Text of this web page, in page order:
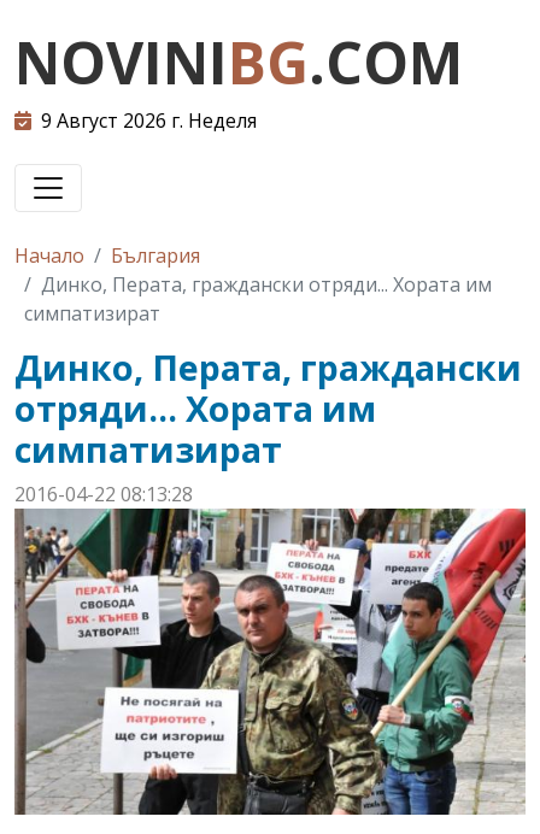
NOVINIBG.COM
9 Август 2026 г. Неделя
Начало
България
Динко, Перата, граждански отряди... Хората им
симпатизират
Динко, Перата, граждански
отряди... Хората им
симпатизират
2016-04-22 08:13:28